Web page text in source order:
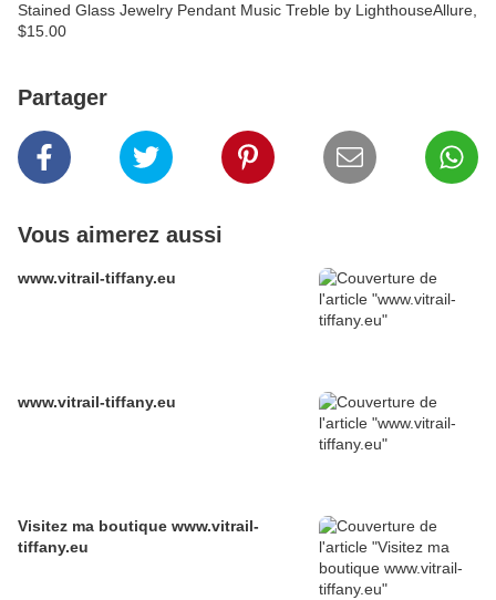
Stained Glass Jewelry Pendant Music Treble by LighthouseAllure,
$15.00
Partager
Vous aimerez aussi
www.vitrail-tiffany.eu
www.vitrail-tiffany.eu
Visitez ma boutique www.vitrail-
tiffany.eu